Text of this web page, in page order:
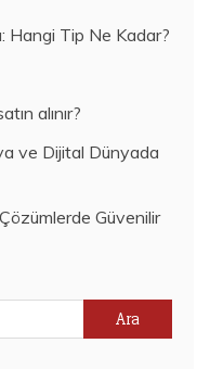
Hangi Tip Ne Kadar?
alınır?
ve Dijital Dünyada
Güvenilir